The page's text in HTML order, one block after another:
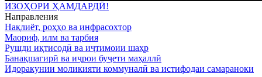
ИЗOҲОРИ ҲАМДАРДӢ!
Направления
Нақлиёт, роҳҳо ва инфрасохтор
Маориф, илм ва тарбия
Рушди иқтисодӣ ва иҷтимоии шаҳр
Банақшагирӣ ва иҷрои буҷети маҳаллӣ
Идоракунии моликияти коммуналӣ ва истифодаи самараноки